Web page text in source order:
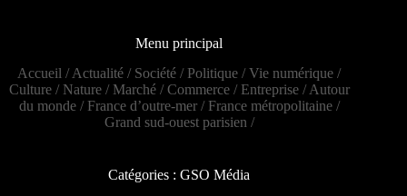
Menu principal
Accueil /Actualité / Société / Politique /Vie numérique /
Culture/ Nature/ Marché/Commerce/ Entreprise/Autour
du monde/ France d’outre-mer/ France métropolitaine/
Grand sud-ouest parisien /
Catégories : GSO Média